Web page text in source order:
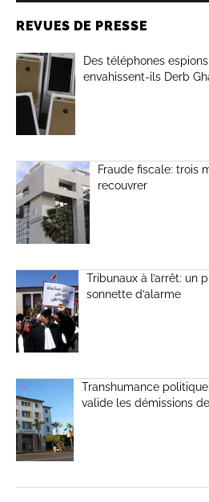
REVUES DE PRESSE
Des téléphones
envahissent-ils Derb
Fraude fiscale: trois
recouvrer
Tribunaux à l’arrêt: un
sonnette d’alarme
Transhumance
valide les démissions